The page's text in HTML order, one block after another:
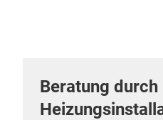
Beratung durch